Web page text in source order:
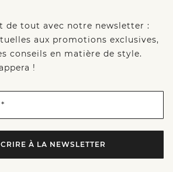
de tout avec notre newsletter :
aux promotions exclusives,
conseils en matière de style.
!
À LA NEWSLETTER